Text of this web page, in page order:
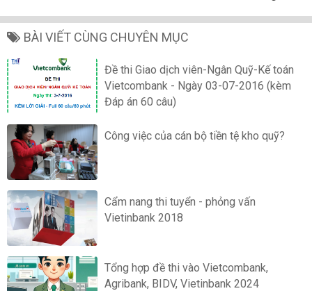
BÀI VIẾT CÙNG CHUYÊN MỤC
Đề thi Giao dịch viên-Ngân Quỹ-Kế toán
Vietcombank - Ngày 03-07-2016 (kèm
Đáp án 60 câu)
Công việc của cán bộ tiền tệ kho quỹ?
Cẩm nang thi tuyển - phỏng vấn
Vietinbank 2018
Tổng hợp đề thi vào Vietcombank,
Agribank, BIDV, Vietinbank 2024